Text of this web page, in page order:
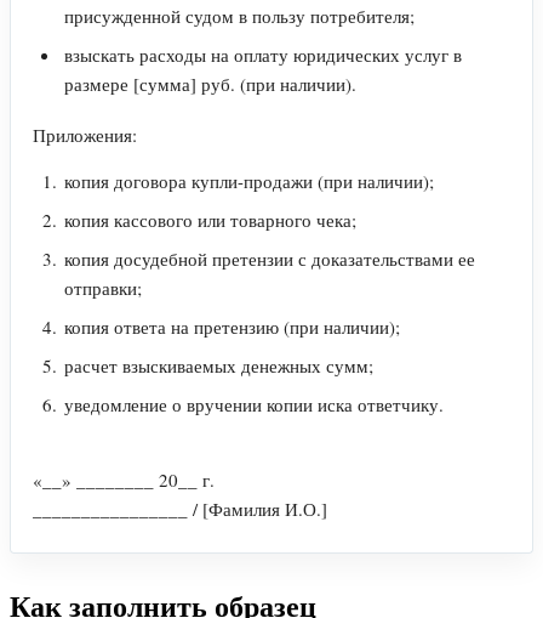
присужденной судом в пользу потребителя;
взыскать расходы на оплату юридических услуг в
размере [сумма] руб. (при наличии).
Приложения:
копия договора купли-продажи (при наличии);
копия кассового или товарного чека;
копия досудебной претензии с доказательствами ее
отправки;
копия ответа на претензию (при наличии);
расчет взыскиваемых денежных сумм;
уведомление о вручении копии иска ответчику.
«__» ________ 20__ г.
________________ / [Фамилия И.О.]
Как заполнить образец